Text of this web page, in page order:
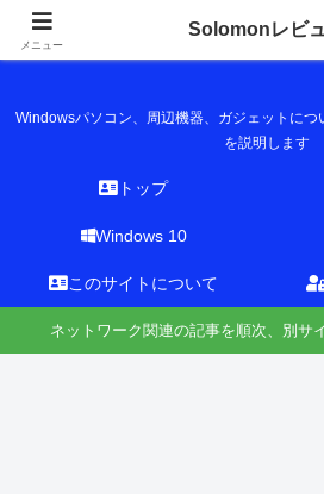
Solomonレビ
Windowsパソコン、周辺機器、ガジェットに
を説明します
トップ
Windows 10
このサイトについて
ネットワーク関連の記事を順次、別サ
メニュー
Solomonレビ